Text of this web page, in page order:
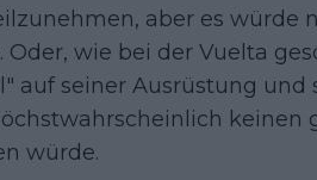
aber es würde
wie bei der Vuelta
auf seiner Ausrüstung und
keinen
würde.